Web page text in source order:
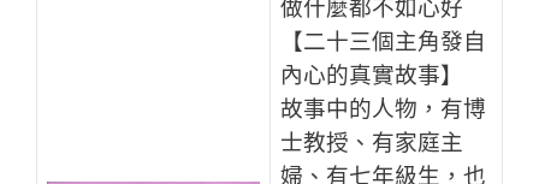
做什麼都不如心好
【二十三個主角發自
內心的真實故事】
故事中的人物，有博
士教授、有家庭主
婦、有七年級生，也